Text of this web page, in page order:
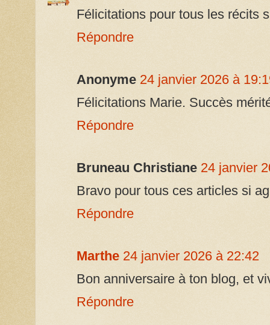
Félicitations pour tous les récits
Répondre
Anonyme 24 janvier 2026 à
Félicitations Marie. Succès
Répondre
Bruneau Christiane 24 janvier
Bravo pour tous ces articles si
Répondre
Marthe 24 janvier 2026 à 22:42
Bon anniversaire à ton blog, et
Répondre